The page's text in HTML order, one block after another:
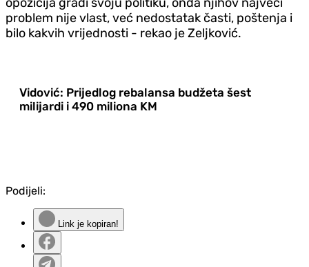
problem nije vlast, već nedostatak časti, poštenja i
bilo kakvih vrijednosti - rekao je Zeljković.
Vidović: Prijedlog rebalansa budžeta šest
milijardi i 490 miliona KM
Podijeli:
Link je kopiran!